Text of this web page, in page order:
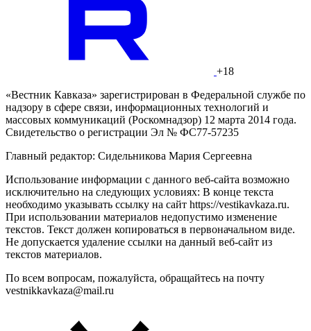
+18
«Вестник Кавказа» зарегистрирован в Федеральной службе по
надзору в сфере связи, информационных технологий и
массовых коммуникаций (Роскомнадзор) 12 марта 2014 года.
Свидетельство о регистрации Эл № ФС77-57235
Главный редактор: Сидельникова Мария Сергеевна
Использование информации с данного веб-сайта возможно
исключительно на следующих условиях: В конце текста
необходимо указывать ссылку на сайт https://vestikavkaza.ru.
При использовании материалов недопустимо изменение
текстов. Текст должен копироваться в первоначальном виде.
Не допускается удаление ссылки на данный веб-сайт из
текстов материалов.
По всем вопросам, пожалуйста, обращайтесь на почту
vestnikkavkaza@mail.ru